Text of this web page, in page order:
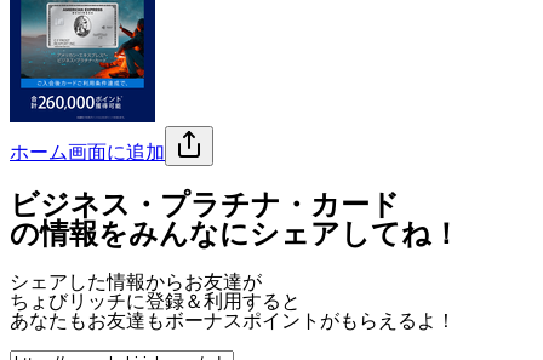
ホーム画面に追加
ビジネス・プラチナ・カード
の情報をみんなにシェアしてね！
シェアした情報からお友達が
ちょびリッチに登録＆利用すると
あなたもお友達もボーナスポイント がもらえるよ！